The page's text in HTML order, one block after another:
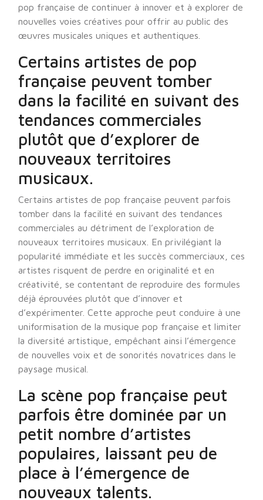
pop française de continuer à innover et à explorer de
nouvelles voies créatives pour offrir au public des
œuvres musicales uniques et authentiques.
Certains artistes de pop
française peuvent tomber
dans la facilité en suivant des
tendances commerciales
plutôt que d’explorer de
nouveaux territoires
musicaux.
Certains artistes de pop française peuvent parfois
tomber dans la facilité en suivant des tendances
commerciales au détriment de l’exploration de
nouveaux territoires musicaux. En privilégiant la
popularité immédiate et les succès commerciaux, ces
artistes risquent de perdre en originalité et en
créativité, se contentant de reproduire des formules
déjà éprouvées plutôt que d’innover et
d’expérimenter. Cette approche peut conduire à une
uniformisation de la musique pop française et limiter
la diversité artistique, empêchant ainsi l’émergence
de nouvelles voix et de sonorités novatrices dans le
paysage musical.
La scène pop française peut
parfois être dominée par un
petit nombre d’artistes
populaires, laissant peu de
place à l’émergence de
nouveaux talents.